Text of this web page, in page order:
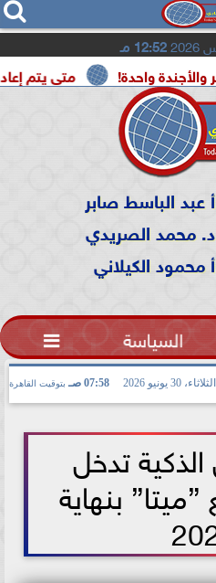

12:52 مـ
متى يتم إعادة تشغيل
أ عبد الباسط صابر
د. محمد الصريدي
أ محمود الكيلاني
السياسة 
الثلاثاء، 30 يونيو 2026 07:58 صـ بتوقيت القاهرة
تدخل
بنهاية